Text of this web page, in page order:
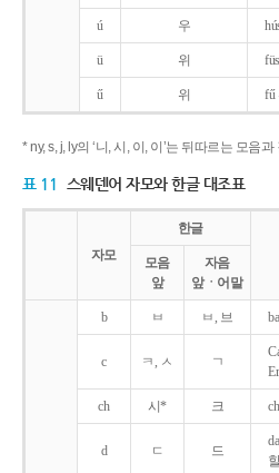
ú 우
ü 위
ű 위 fű
* ny, s, j, ly의 ‘니, 시, 이, 이’는 뒤따르는 모음
표 11 스웨덴어 자모와 한글 대조표
자모
한글
모음
앞
자음
앞ㆍ어말
b ㅂ ㅂ, 브
c ㅋ, ㅅ ㄱ
ch 시* 크
d ㄷ 드